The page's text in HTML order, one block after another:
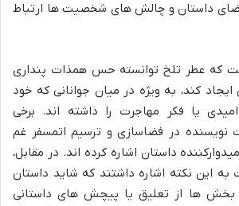
فضای داستان و چالش های شخصیت ها ارتباط
که عطر تلخ توانسته حس همذات پنداری
کند، به ویژه در میان جوانانی که خود
یا فکر مهاجرت را داشته اند. برخی
نویسنده در فضاسازی و ترسیم اتمسفر غم
داستان اشاره کرده اند. در مقابل،
به این نکته اشاره داشتند که شاید داستان
بخش ها از تعلیق یا پیچش های داستانی